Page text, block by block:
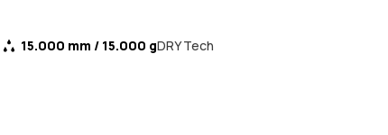
15.000 mm / 15.000 gDRY Tech